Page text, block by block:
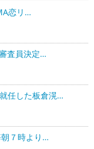
恋リ…
査員決定…
任した板倉滉…
７時より…